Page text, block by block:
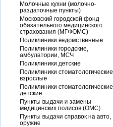
Молочные кухни (молочно-
раздаточные пункты)
Московский городской фонд
обязательного медицинского
страхования (МГФОМС)
Поликлиники ведомственные
Поликлиники городские,
амбулатории, МСЧ
Поликлиники детские
Поликлиники стоматологические
взрослые
Поликлиники стоматологические
детские
Пункты выдачи и замены
медицинских полисов (ОМС)
Пункты выдачи справок на авто,
оружие